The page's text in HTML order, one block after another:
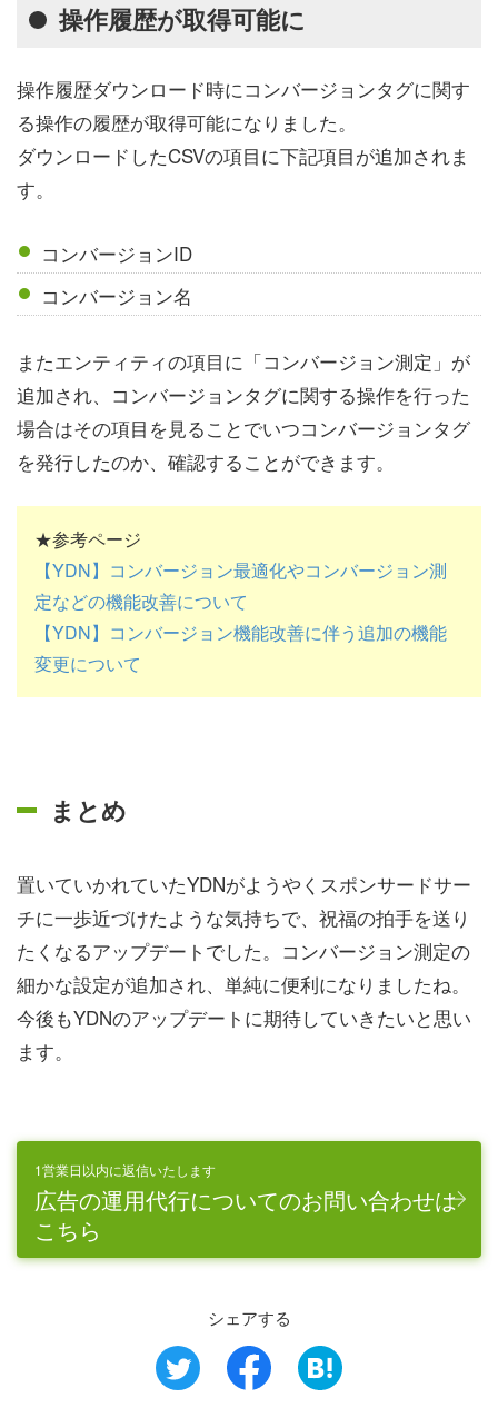
操作履歴が取得可能に
操作履歴ダウンロード時にコンバージョンタグに関す
る操作の履歴が取得可能になりました。
ダウンロードしたCSVの項目に下記項目が追加されま
す。
コンバージョンID
コンバージョン名
またエンティティの項目に「コンバージョン測定」が
追加され、コンバージョンタグに関する操作を行った
場合はその項目を見ることでいつコンバージョンタグ
を発行したのか、確認することができます。
★参考ページ
【YDN】コンバージョン最適化やコンバージョン測
定などの機能改善について
【YDN】コンバージョン機能改善に伴う追加の機能
変更について
まとめ
置いていかれていたYDNがようやくスポンサードサー
チに一歩近づけたような気持ちで、祝福の拍手を送り
たくなるアップデートでした。コンバージョン測定の
細かな設定が追加され、単純に便利になりましたね。
今後もYDNのアップデートに期待していきたいと思い
ます。
1営業日以内に返信いたします
広告の運用代行についてのお問い合わせは
こちら
シェアする